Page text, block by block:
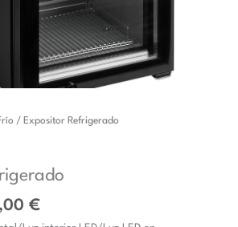
/ Expositor Refrigerado
€.
€
El
es:
352,00 €.